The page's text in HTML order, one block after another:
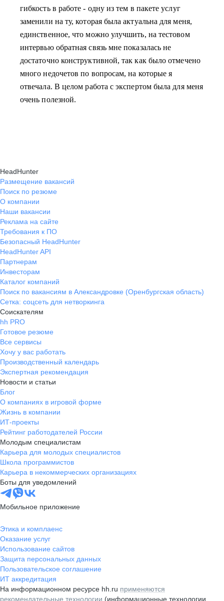
гибкость в работе - одну из тем в пакете услуг
заменили на ту, которая была актуальна для меня,
единственное, что можно улучшить, на тестовом
интервью обратная связь мне показалась не
достаточно конструктивной, так как было отмечено
много недочетов по вопросам, на которые я
отвечала. В целом работа с экспертом была для меня
очень полезной.
HeadHunter
Размещение вакансий
Поиск по резюме
О компании
Наши вакансии
Реклама на сайте
Требования к ПО
Безопасный HeadHunter
HeadHunter API
Партнерам
Инвесторам
Каталог компаний
Поиск по вакансиям в Александровке (Оренбургская область)
Сетка: соцсеть для нетворкинга
Соискателям
hh PRO
Готовое резюме
Все сервисы
Хочу у вас работать
Производственный календарь
Экспертная рекомендация
Новости и статьи
Блог
О компаниях в игровой форме
Жизнь в компании
ИТ-проекты
Рейтинг работодателей России
Молодым специалистам
Карьера для молодых специалистов
Школа программистов
Карьера в некоммерческих организациях
Боты для уведомлений
Мобильное приложение
Этика и комплаенс
Оказание услуг
Использование сайтов
Защита персональных данных
Пользовательское соглашение
ИТ аккредитация
На информационном ресурсе hh.ru применяются
рекомендательные технологии (информационные технологии